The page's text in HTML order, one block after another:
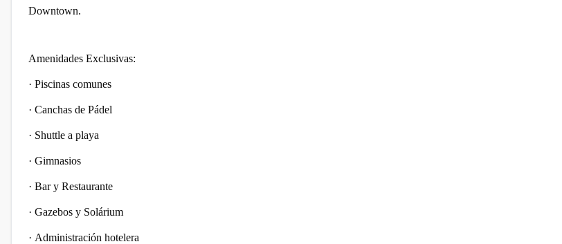
Downtown.
Amenidades Exclusivas:
· Piscinas comunes
· Canchas de Pádel
· Shuttle a playa
· Gimnasios
· Bar y Restaurante
· Gazebos y Solárium
· Administración hotelera